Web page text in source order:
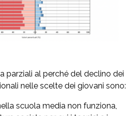
parziali al perché del declino dei
nelle scelte dei giovani sono:
scuola media non funziona,